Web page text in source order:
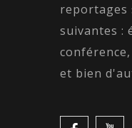
reportages
suivantes :
et bien